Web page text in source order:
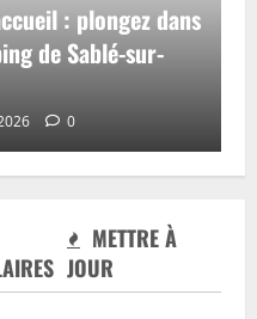
METTRE À
JOUR
: plongez dans
de Sablé-sur-
0